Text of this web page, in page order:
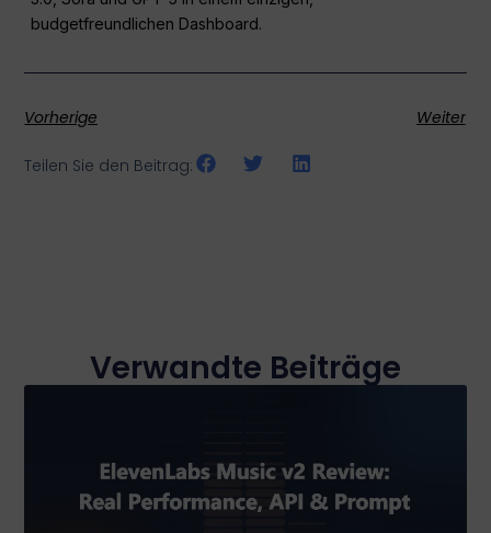
budgetfreundlichen Dashboard.
Vorherige Weiter
Teilen Sie den Beitrag:
Verwandte Beiträge